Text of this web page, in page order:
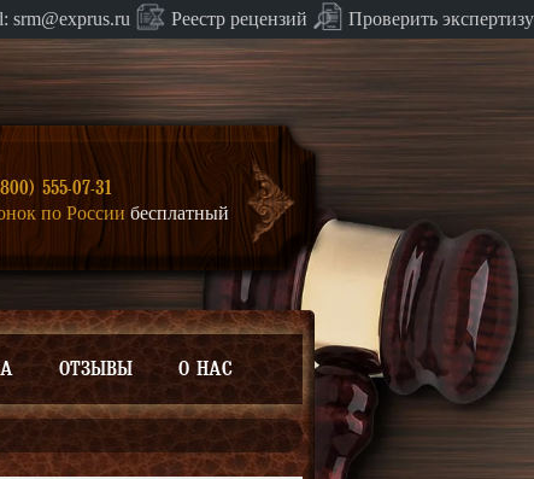
srm@exprus.ru Реестр рецензий Проверить экспертизу
555-07-31
по России бесплатный
ОТЗЫВЫ О НАС